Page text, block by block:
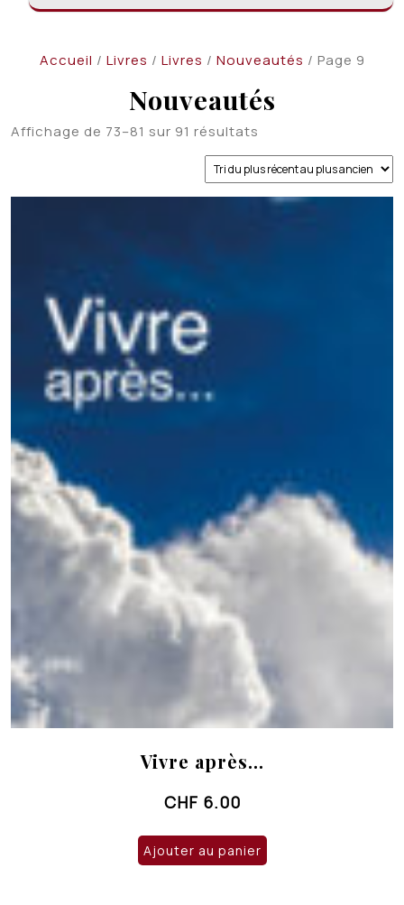
Accueil / Livres / Livres / Nouveautés / Page 9
Nouveautés
Affichage de 73–81 sur 91 résultats
plus
Vivre après…
CHF 6.00
Ajouter au panier